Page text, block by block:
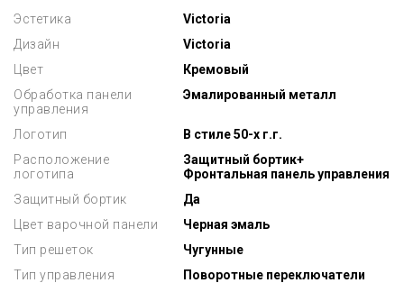
Эстетика
Victoria
Дизайн
Victoria
Цвет
Кремовый
Обработка панели
управления
Эмалированный металл
Логотип
В стиле 50-х г.г.
Расположение
логотипа
Защитный бортик+
Фронтальная панель управления
Защитный бортик
Да
Цвет варочной панели
Черная эмаль
Тип решеток
Чугунные
Тип управления
Поворотные переключатели